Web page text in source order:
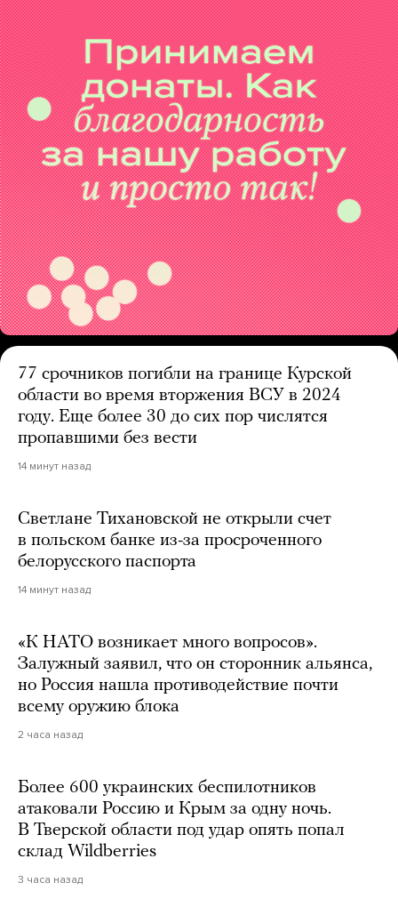
77 срочников погибли на границе Курской
области во время вторжения ВСУ в 2024
году. Еще более 30 до сих пор числятся
пропавшими без вести
14 минут назад
Светлане Тихановской не открыли счет
в польском банке из-за просроченного
белорусского паспорта
14 минут назад
«К НАТО возникает много вопросов».
Залужный заявил, что он сторонник альянса,
но Россия нашла противодействие почти
всему оружию блока
2 часа назад
Более 600 украинских беспилотников
атаковали Россию и Крым за одну ночь.
В Тверской области под удар опять попал
склад Wildberries
3 часа назад